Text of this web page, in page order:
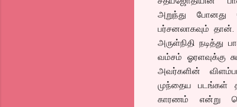
அறுந்து போனது
பர்சனலாகவும்
அருள்நிதி நடித்து
வம்சம் ஓரளவுக்கு
அவர்களின்
முந்தைய படங்கள்
காரணம் என்று